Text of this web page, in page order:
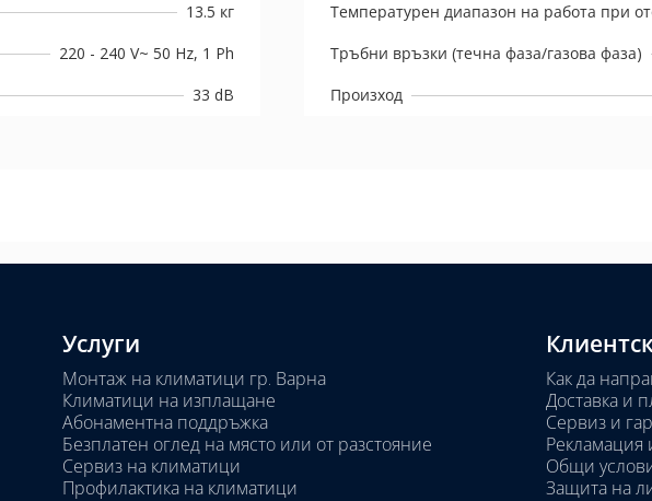
13.5 кг
220 - 240 V~ 50 Hz, 1 Ph
33 dB
Температурен диапазон на работа при
Тръбни връзки (течна фаза/газова фаза)
Произход
Услуги
Монтаж на климатици гр. Варна
Климатици на изплащане
Абонаментна поддръжка
Безплатен оглед на място или от разстояние
Сервиз на климатици
Профилактика на климатици
Как да
Доставка и
Сервиз и
Общи
Защита на